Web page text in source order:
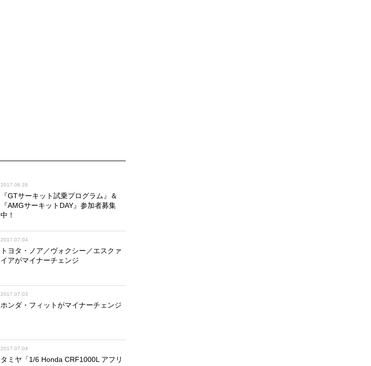
2017.06.26
『GTサーキット試乗プログラム』＆
『AMGサーキットDAY』参加者募集
中！
2017.07.04
トヨタ・ノア／ヴォクシー／エスクァ
イアがマイナーチェンジ
2017.07.03
ホンダ・フィットがマイナーチェンジ
2017.07.04
タミヤ「1/6 Honda CRF1000L アフリ